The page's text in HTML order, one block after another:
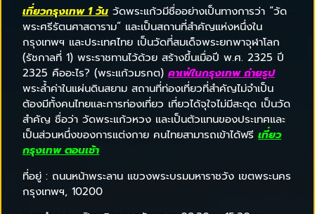
เที่ยวกรุงเทพ 1 วัน วัดพระแก้วมีชื่ออย่างเป็นทางการว่า “วัด
พระศรีรัตนศาสดาราม” และเป็นสถานที่สำคัญแห่งหนึ่งใน
กรุงเทพฯ และประเทศไทย เป็นวัดที่สมเด็จพระยกพาจุฬาโลก
(รัชกาลที่ 1) พระราชทานไว้ด้วย สร้างขึ้นเมื่อปี พ.ศ. 2325 ปี
2325 คืออะไร? (พระแก้วมรกต) คาเฟ่ในกรุงเทพ ถ่ายรูป
พระล้ำค่าในแผ่นดินสยาม สถานที่ท่องเที่ยวที่สำคัญไม่จำเป็น
ต้องมีทั้งคนไทยและการท่องเที่ยว เที่ยวได้จุใจไม่มีสะดุด เป็นวัด
สำคัญ ชื่อว่า วัดพระแก้วหวง และเป็นตัวแทนของประเทศและ
เป็นส่วนหนึ่งของการแต่งกาย คนไทยสามารถเข้าได้ฟรี เที่ยว
กรุงเทพ ตอนเช้า
ที่อยู่ : ถนนหน้าพระลาน แขวงพระบรมมหาราชวัง เขตพระนคร
กรุงเทพฯ, 10200